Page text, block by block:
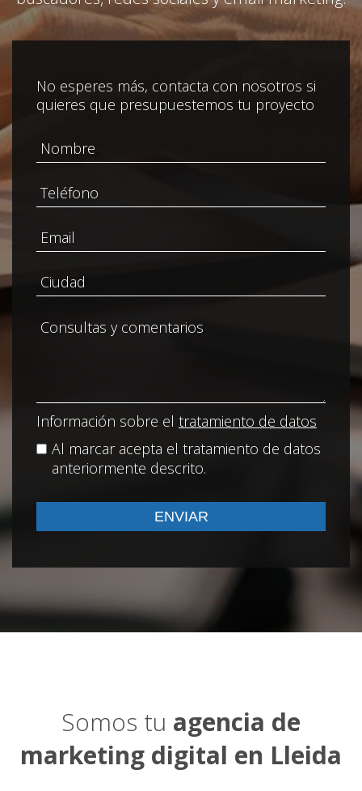
No esperes más, contacta con nosotros si
quieres que presupuestemos tu proyecto
Información sobre el tratamiento de datos
Al marcar acepta el tratamiento de datos
anteriormente descrito.
Somos tu agencia de
marketing digital en Lleida